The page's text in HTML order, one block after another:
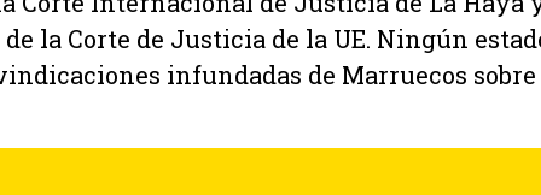
la Corte de Justicia de la UE. Ningún
infundadas de Marruecos sobre